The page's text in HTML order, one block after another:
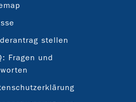
stellen
Fragen und